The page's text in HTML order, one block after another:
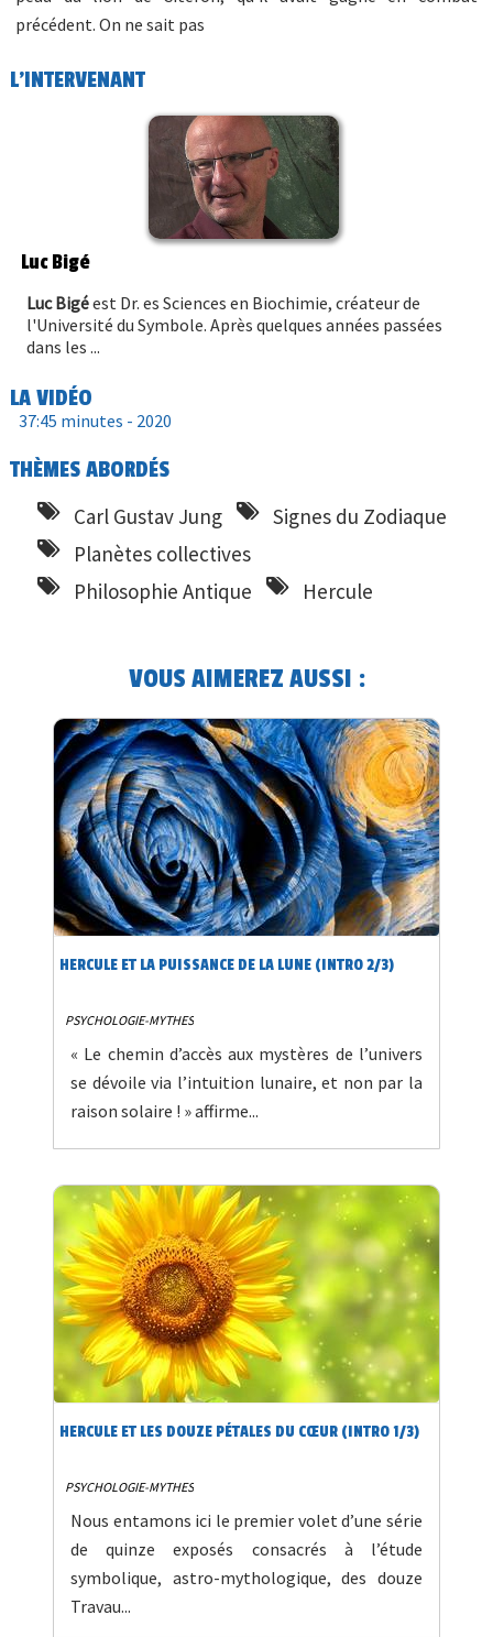
précédent. On ne sait pas
L'INTERVENANT
Luc Bigé
Luc Bigéest Dr. es Sciences en Biochimie, créateur de
l'Université du Symbole. Après quelques années passées
dans les ...
LA VIDÉO
37:45 minutes - 2020
THÈMES ABORDÉS
Carl Gustav Jung
Signes du Zodiaque
Planètes collectives
Philosophie Antique
Hercule
VOUS AIMEREZ AUSSI :
HERCULE ET LA PUISSANCE DE LA LUNE (INTRO 2/3)
PSYCHOLOGIE-MYTHES
« Le chemin d’accès aux mystères de l’univers
se dévoile via l’intuition lunaire, et non par la
raison solaire ! » affirme...
HERCULE ET LES DOUZE PÉTALES DU CŒUR (INTRO 1/3)
PSYCHOLOGIE-MYTHES
Nous entamons ici le premier volet d’une série
de quinze exposés consacrés à l’étude
symbolique, astro-mythologique, des douze
Travau...